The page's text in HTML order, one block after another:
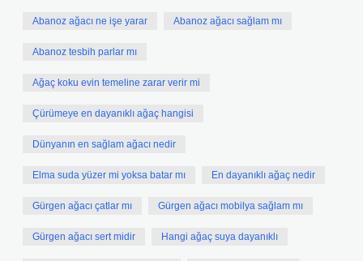
Abanoz ağacı ne işe yarar Abanoz ağacı sağlam mı
Abanoz tesbih parlar mı
Ağaç koku evin temeline zarar verir mi
Çürümeye en dayanıklı ağaç hangisi
Dünyanın en sağlam ağacı nedir
Elma suda yüzer mi yoksa batar mı En dayanıklı ağaç nedir
Gürgen ağacı çatlar mı Gürgen ağacı mobilya sağlam mı
Gürgen ağacı sert midir Hangi ağaç suya dayanıklı